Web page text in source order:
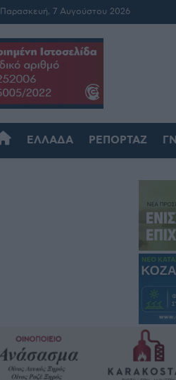
Παρασκευή, 7 Αυγούστου 2026
ΕΛΛΆΔΑ ΡΕΠΟΡΤΆΖ